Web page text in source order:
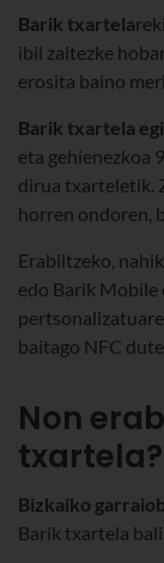
Barik txartela
ibil zaitezke
erosita baino
Barik txartela
eta gehienezkoa
dirua txarteletik.
horren ondoren,
Erabiltzeko,
edo Barik Mobile
baitago NFC
Non
txartela?
Bizkaiko
Barik txartela